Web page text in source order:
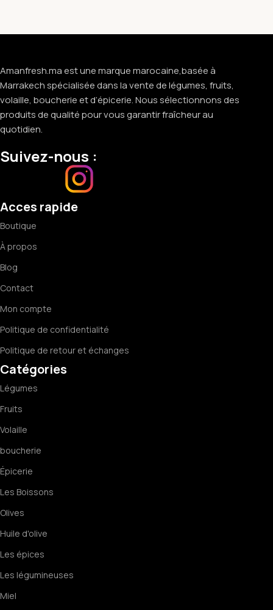
Amanfresh.ma est une marque marocaine,basée à
Marrakech spécialisée dans la vente de légumes, fruits,
volaille, boucherie et d’épicerie. Nous sélectionnons des
produits de qualité pour vous garantir fraîcheur au
quotidien.
Suivez-nous :
Acces rapide
Boutique
À propos
Blog
Contact
Mon compte
Politique de confidentialité
Politique de retour et échanges
Catégories
Légumes
Fruits
Volaille
boucherie
Épicerie
Les Boissons
Olives
Huile d'olive
Les épices
Les légumineuses
Miel